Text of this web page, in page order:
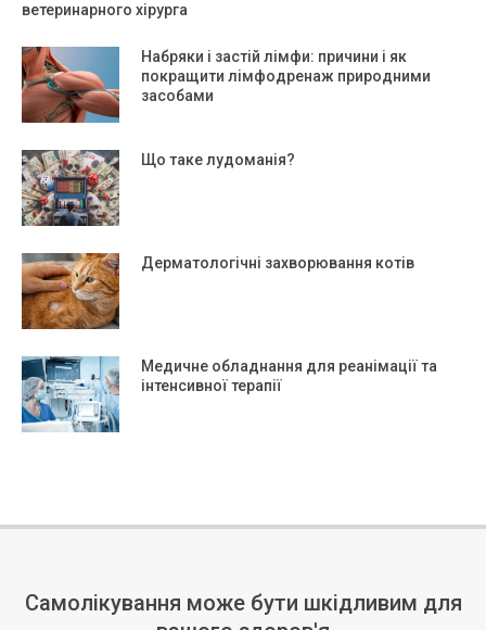
ветеринарного хірурга
Набряки і застій лімфи: причини і як
покращити лімфодренаж природними
засобами
Що таке лудоманія?
Дерматологічні захворювання котів
Медичне обладнання для реанімації та
інтенсивної терапії
Самолікування може бути шкідливим для